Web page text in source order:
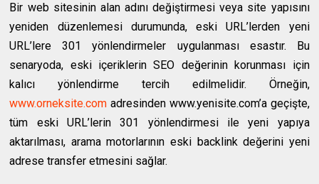
Bir web sitesinin alan adını değiştirmesi veya site yapısını
yeniden düzenlemesi durumunda, eski URL’lerden yeni
URL’lere 301 yönlendirmeler uygulanması esastır. Bu
senaryoda, eski içeriklerin SEO değerinin korunması için
kalıcı yönlendirme tercih edilmelidir. Örneğin,
www.orneksite.com adresinden www.yenisite.com’ageçişte,
tüm eski URL’lerin 301 yönlendirmesi ile yeni yapıya
aktarılması, arama motorlarının eski backlink değerini yeni
adrese transfer etmesini sağlar.